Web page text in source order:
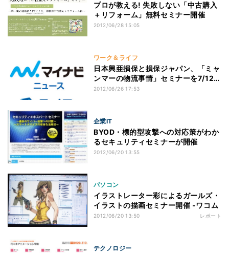
プロが教える! 失敗しない「中古購入
＋リフォーム」無料セミナー開催
2012/06/28 15:05
ワーク＆ライフ
日本興亜損保と損保ジャパン、「ミャ
ンマーの物流事情」セミナーを7/12開
催
2012/06/26 17:53
企業IT
BYOD・標的型攻撃への対応策がわか
るセキュリティセミナーが開催
2012/06/20 13:55
パソコン
イラストレーター彩によるガールズ・
イラストの描画セミナー開催 -ワコム
2012/06/20 13:50 レポート
テクノロジー